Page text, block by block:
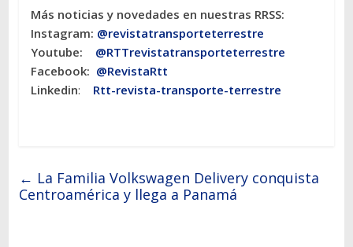
Más noticias y novedades en nuestras RRSS:
Instagram: @revistatransporteterrestre
Youtube: @RTTrevistatransporteterrestre
Facebook: @RevistaRtt
Linkedin: Rtt-revista-transporte-terrestre
← La Familia Volkswagen Delivery conquista
Centroamérica y llega a Panamá